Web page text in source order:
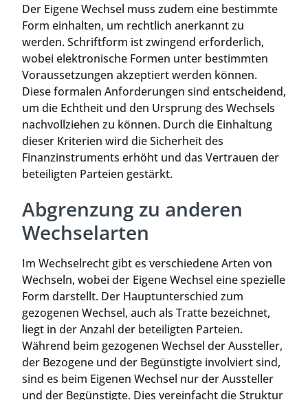
Der Eigene Wechsel muss zudem eine bestimmte
Form einhalten, um rechtlich anerkannt zu
werden. Schriftform ist zwingend erforderlich,
wobei elektronische Formen unter bestimmten
Voraussetzungen akzeptiert werden können.
Diese formalen Anforderungen sind entscheidend,
um die Echtheit und den Ursprung des Wechsels
nachvollziehen zu können. Durch die Einhaltung
dieser Kriterien wird die Sicherheit des
Finanzinstruments erhöht und das Vertrauen der
beteiligten Parteien gestärkt.
Abgrenzung zu anderen
Wechselarten
Im Wechselrecht gibt es verschiedene Arten von
Wechseln, wobei der Eigene Wechsel eine spezielle
Form darstellt. Der Hauptunterschied zum
gezogenen Wechsel, auch als Tratte bezeichnet,
liegt in der Anzahl der beteiligten Parteien.
Während beim gezogenen Wechsel der Aussteller,
der Bezogene und der Begünstigte involviert sind,
sind es beim Eigenen Wechsel nur der Aussteller
und der Begünstigte. Dies vereinfacht die Struktur